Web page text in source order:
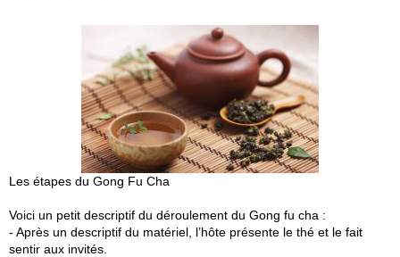
Les étapes du Gong Fu Cha
Voici un petit descriptif du déroulement du Gong fu cha :
- Après un descriptif du matériel, l’hôte présente le thé et le fait
sentir aux invités.